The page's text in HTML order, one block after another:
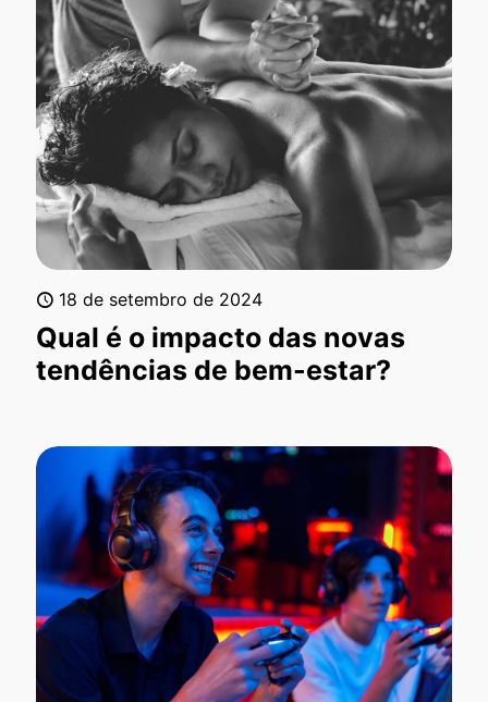
18 de setembro de 2024
Qual é o impacto das novas
tendências de bem-estar?